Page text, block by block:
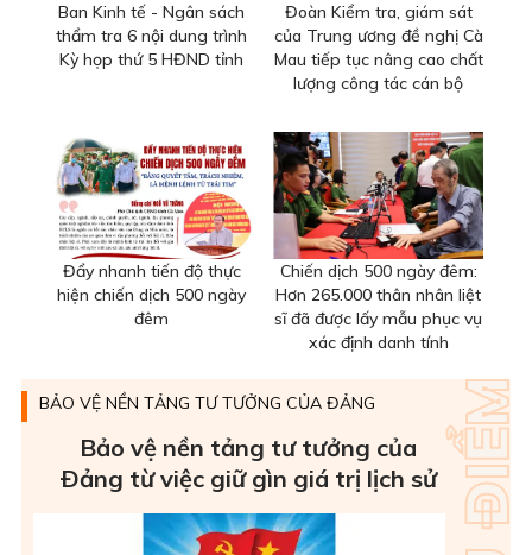
Ban Kinh tế - Ngân sách
thẩm tra 6 nội dung trình
Kỳ họp thứ 5 HĐND tỉnh
Đoàn Kiểm tra, giám sát
của Trung ương đề nghị Cà
Mau tiếp tục nâng cao chất
lượng công tác cán bộ
Đẩy nhanh tiến độ thực
hiện chiến dịch 500 ngày
đêm
Chiến dịch 500 ngày đêm:
Hơn 265.000 thân nhân liệt
sĩ đã được lấy mẫu phục vụ
xác định danh tính
BẢO VỆ NỀN TẢNG TƯ TƯỞNG CỦA ĐẢNG
Bảo vệ nền tảng tư tưởng của
Ðảng từ việc giữ gìn giá trị lịch sử